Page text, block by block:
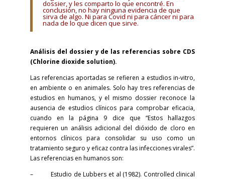
dossier, y les comparto lo que encontré. En
conclusión, no hay ninguna evidencia de que
sirva de algo. Ni para Covid ni para cáncer ni para
nada de lo que dicen que sirve.
Análisis del dossier y de las referencias sobre CDS
(Chlorine dioxide solution).
Las referencias aportadas se refieren a estudios in-vitro,
en ambiente o en animales. Solo hay tres referencias de
estudios en humanos, y el mismo dossier reconoce la
ausencia de estudios clínicos para comprobar eficacia,
cuando en la página 9 dice que “Estos hallazgos
requieren un análisis adicional del dióxido de cloro en
entornos clínicos para consolidar su uso como un
tratamiento seguro y eficaz contra las infecciones virales”.
Las referencias en humanos son:
– Estudio de Lubbers et al (1982). Controlled clinical